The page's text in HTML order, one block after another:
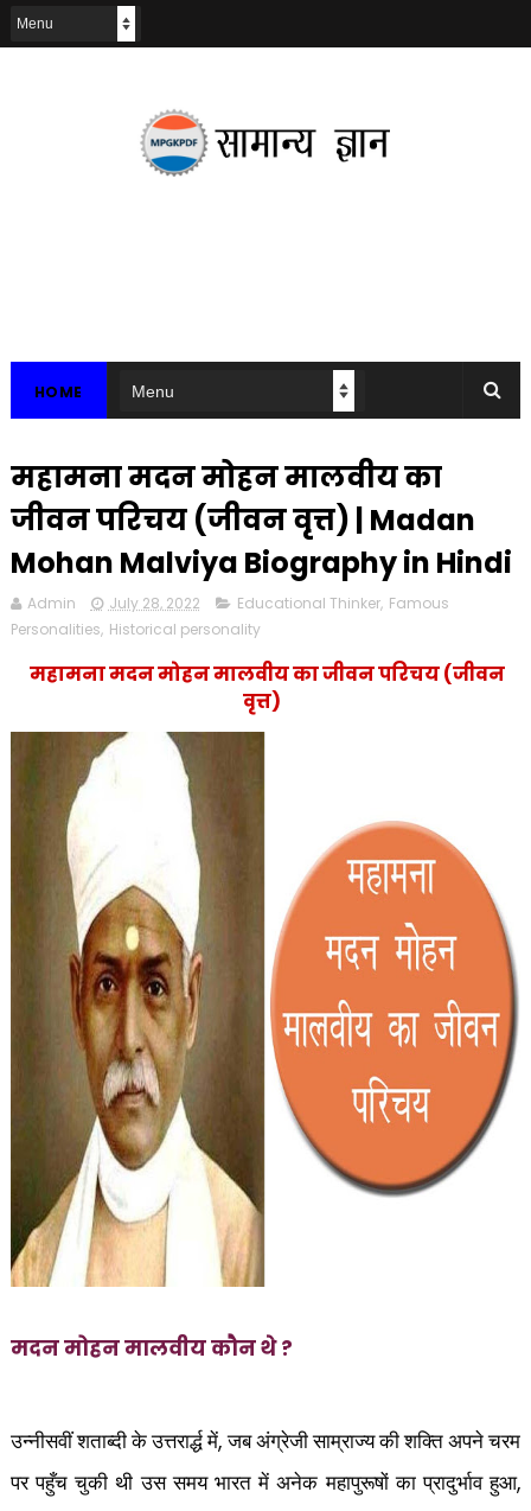
HOME
महामना मदन मोहन मालवीय का
जीवन परिचय (जीवन वृत्त) | Madan
Mohan Malviya Biography in Hindi
Admin July 28, 2022 Educational Thinker, Famous
Personalities, Historical personality
महामना मदन मोहन मालवीय का जीवन परिचय (जीवन
वृत्त)
मदन मोहन मालवीय कौन थे ?
उन्नीसवीं शताब्दी के उत्तरार्द्ध में,जब अंग्रेजी साम्राज्य की शक्ति अपने चरम
पर पहुँच चुकी थी उस समय भारत में अनेक महापुरूषों का प्रादुर्भाव हुआ,